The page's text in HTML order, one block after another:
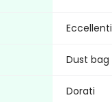
Dust
Dorati